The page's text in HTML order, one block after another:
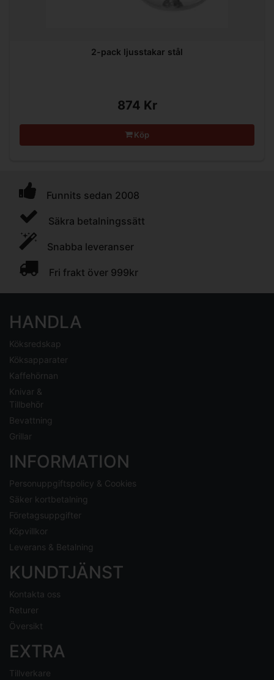
2-pack ljusstakar stål
874 Kr
Köp
Funnits sedan 2008
Säkra betalningssätt
Snabba leveranser
Fri frakt över 999kr
HANDLA
Köksredskap
Köksapparater
Kaffehörnan
Knivar &
Tillbehör
Bevattning
Grillar
INFORMATION
Personuppgiftspolicy & Cookies
Säker kortbetalning
Företagsuppgifter
Köpvillkor
Leverans & Betalning
KUNDTJÄNST
Kontakta oss
Returer
Översikt
EXTRA
Tillverkare